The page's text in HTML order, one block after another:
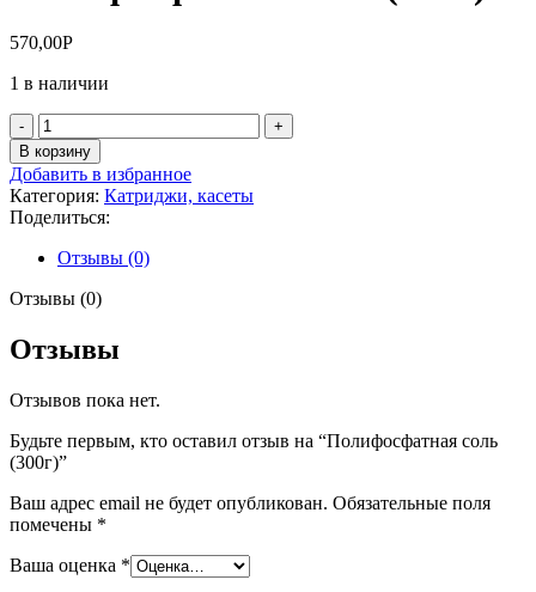
570,00Р
1 в наличии
Количество
товара
Полифосфатная
соль
(300г)
В корзину
Добавить в избранное
Категория: Катриджи, касеты
Поделиться:
Отзывы (0)
Отзывы (0)
Отзывы
Отзывов пока нет.
Будьте первым, кто оставил отзыв на “Полифосфатная соль
(300г)”
Ваш адрес email не будет опубликован. Обязательные поля
помечены *
Ваша оценка *